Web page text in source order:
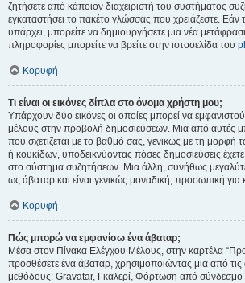
ζητήσετε από κάποιον διαχειριστή του συστήματος
εγκαταστήσει το πακέτο γλώσσας που χρειάζεστε.
υπάρχει, μπορείτε να δημιουργήσετε μια νέα
πληροφορίες μπορείτε να βρείτε στην ιστοσελίδα του
Κορυφή
Τι είναι οι εικόνες δίπλα στο όνομα χρήστη μου;
Υπάρχουν δύο εικόνες οι οποίες μπορεί να
μέλους στην προβολή δημοσιεύσεων. Μια από αυτές
που σχετίζεται με το βαθμό σας, γενικώς με τη
ή κουκίδων, υποδεικνύοντας πόσες δημοσιεύσεις
στο σύστημα συζητήσεων. Μια άλλη, συνήθως
ως άβαταρ και είναι γενικώς μοναδική, προσωπική για
Κορυφή
Πώς μπορώ να εμφανίσω ένα άβαταρ;
Μέσα στον Πίνακα Ελέγχου Μέλους, στην καρτέλα
προσθέσετε ένα άβαταρ, χρησιμοποιώντας μια από τις
μεθόδους: Gravatar, Γκαλερί, Φόρτωση από